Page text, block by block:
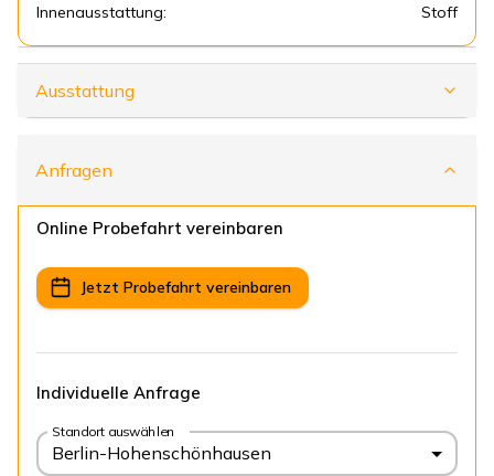
Innenausstattung:
Stoff
Ausstattung
Anfragen
Online Probefahrt vereinbaren
Jetzt Probefahrt vereinbaren
Individuelle Anfrage
Standort auswählen
Berlin-Hohenschönhausen